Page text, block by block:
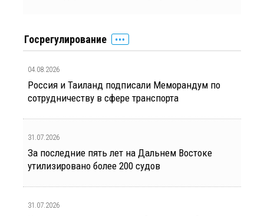
Госрегулирование
04.08.2026
Россия и Таиланд подписали Меморандум по
сотрудничеству в сфере транспорта
31.07.2026
За последние пять лет на Дальнем Востоке
утилизировано более 200 судов
31.07.2026